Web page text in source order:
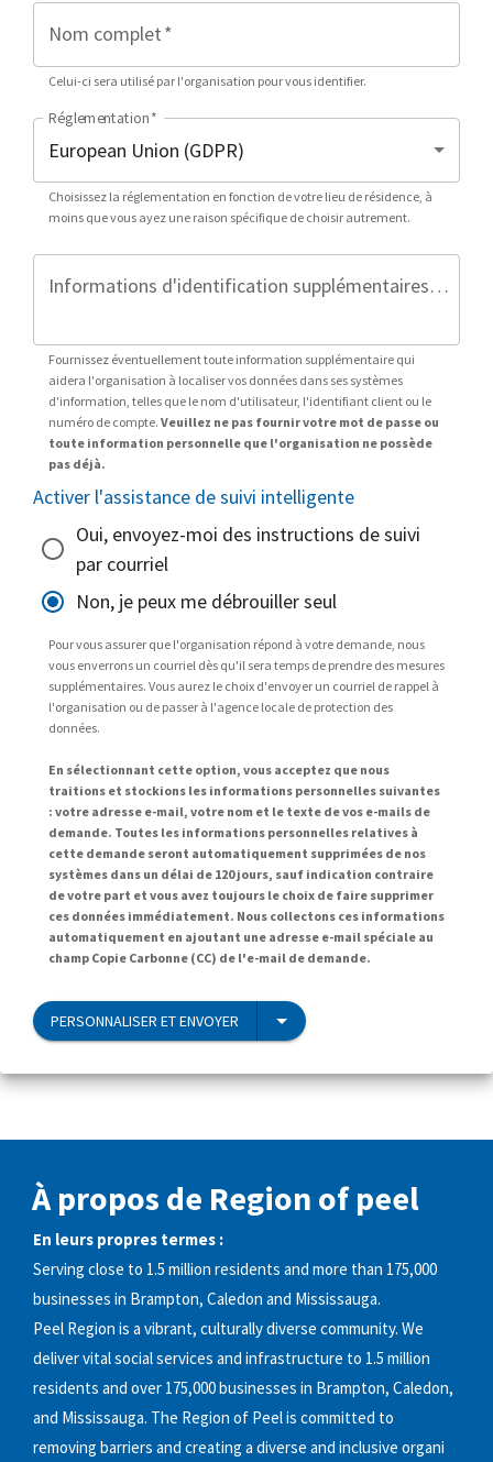
Nom complet*
Celui-ci sera utilisé par l'organisation pour vous identifier.
Réglementation*
Choisissez la réglementation en fonction de votre lieu de résidence, à
moins que vous ayez une raison spécifique de choisir autrement.
Informations d'identification supplémentaires (facultatif)
Fournissez éventuellement toute information supplémentaire qui
aidera l'organisation à localiser vos données dans ses systèmes
d'information, telles que le nom d'utilisateur, l'identifiant client ou le
numéro de compte. Veuillez ne pas fournir votre mot de passe ou
toute information personnelle que l'organisation ne possède
pas déjà.
Activer l'assistance de suivi intelligente
Oui, envoyez-moi des instructions de suivi
par courriel
Non, je peux me débrouiller seul
Pour vous assurer que l'organisation répond à votre demande, nous
vous enverrons un courriel dès qu'il sera temps de prendre des mesures
supplémentaires. Vous aurez le choix d'envoyer un courriel de rappel à
l'organisation ou de passer à l'agence locale de protection des
données.
En sélectionnant cette option, vous acceptez que nous
traitions et stockions les informations personnelles suivantes
: votre adresse e-mail, votre nom et le texte de vos e-mails de
demande. Toutes les informations personnelles relatives à
cette demande seront automatiquement supprimées de nos
systèmes dans un délai de 120 jours, sauf indication contraire
de votre part et vous avez toujours le choix de faire supprimer
ces données immédiatement. Nous collectons ces informations
automatiquement en ajoutant une adresse e-mail spéciale au
champ Copie Carbonne (CC) de l'e-mail de demande.
PERSONNALISER ET ENVOYER
À propos de Region of peel
En leurs propres termes :
Serving close to 1.5 million residents and more than 175,000
businesses in Brampton, Caledon and Mississauga.
Peel Region is a vibrant, culturally diverse community. We
deliver vital social services and infrastructure to 1.5 million
residents and over 175,000 businesses in Brampton, Caledon,
and Mississauga. The Region of Peel is committed to
removing barriers and creating a diverse and inclusive organi